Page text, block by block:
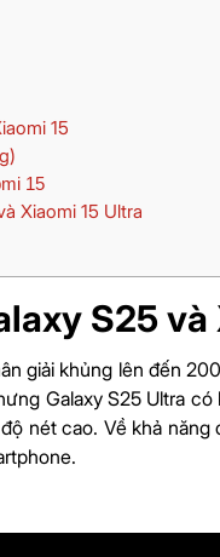
15
15
Xiaomi 15 Ultra
S25 và
giải khủng lên đến
Galaxy S25 Ultra
nét cao. Về khả